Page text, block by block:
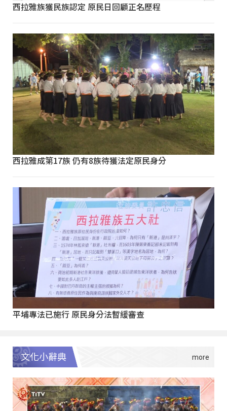
西拉雅族獲民族認定 原民日回顧正名歷程
西拉雅成第17族 仍有8族待獲法定原民身分
平埔專法已施行 原民身分法暫緩審查
文化小辭典